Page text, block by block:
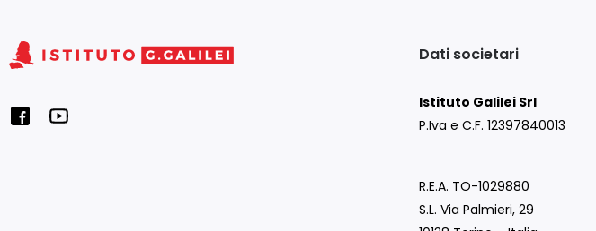
Dati societari
Istituto Galilei Srl
P.Iva e C.F. 12397840013
R.E.A. TO-1029880
S.L. Via Palmieri, 29